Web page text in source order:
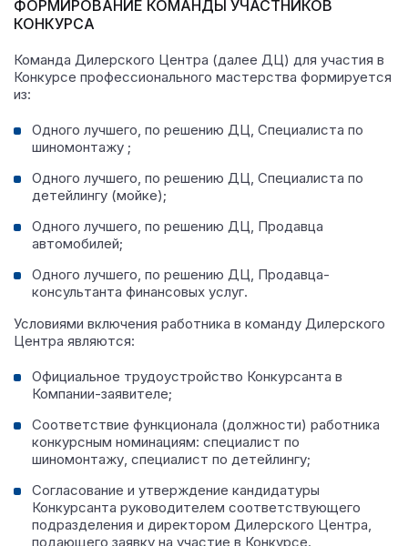
ФОРМИРОВАНИЕ КОМАНДЫ УЧАСТНИКОВ
КОНКУРСА
Команда Дилерского Центра (далее ДЦ) для участия в
Конкурсе профессионального мастерства формируется
из:
Одного лучшего, по решению ДЦ, Специалиста по
шиномонтажу ;
Одного лучшего, по решению ДЦ, Специалиста по
детейлингу (мойке);
Одного лучшего, по решению ДЦ, Продавца
автомобилей;
Одного лучшего, по решению ДЦ, Продавца-
консультанта финансовых услуг.
Условиями включения работника в команду Дилерского
Центра являются:
Официальное трудоустройство Конкурсанта в
Компании-заявителе;
Соответствие функционала (должности) работника
конкурсным номинациям: специалист по
шиномонтажу, специалист по детейлингу;
Согласование и утверждение кандидатуры
Конкурсанта руководителем соответствующего
подразделения и директором Дилерского Центра,
подающего заявку на участие в Конкурсе.​​​​​​